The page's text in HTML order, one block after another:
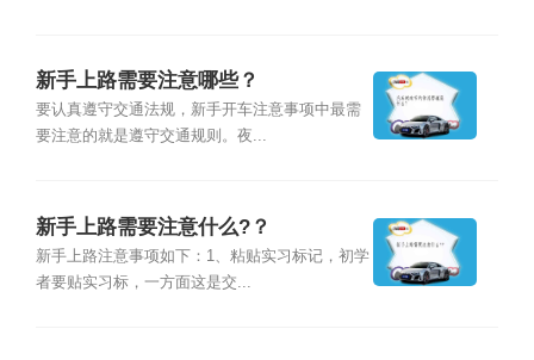
新手上路需要注意哪些？
要认真遵守交通法规，新手开车注意事项中最需
要注意的就是遵守交通规则。夜...
新手上路需要注意什么?？
新手上路注意事项如下：1、粘贴实习标记，初学
者要贴实习标，一方面这是交...